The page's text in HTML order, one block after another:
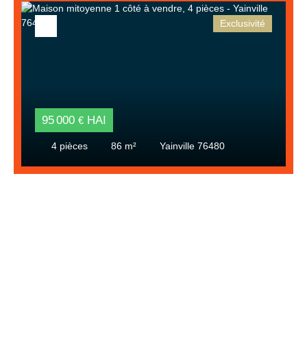
95 000 € HAI
4 pièces 86 m² Yainville 76480
Exclusivité